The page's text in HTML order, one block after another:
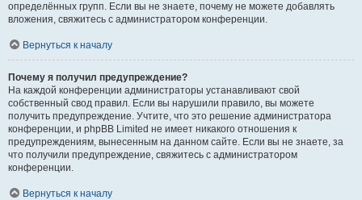
определённых групп. Если вы не знаете, почему не можете добавлять
вложения, свяжитесь с администратором конференции.
Вернуться к началу
Почему я получил предупреждение?
На каждой конференции администраторы устанавливают свой
собственный свод правил. Если вы нарушили правило, вы можете
получить предупреждение. Учтите, что это решение администратора
конференции, и phpBB Limited не имеет никакого отношения к
предупреждениям, вынесенным на данном сайте. Если вы не знаете, за
что получили предупреждение, свяжитесь с администратором
конференции.
Вернуться к началу